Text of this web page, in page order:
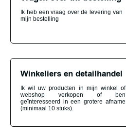
Ik heb een vraag over de levering van
mijn bestelling
Winkeliers en detailhandel
Ik wil uw producten in mijn winkel of
webshop verkopen of ben
geïnteresseerd in een grotere afname
(minimaal 10 stuks).